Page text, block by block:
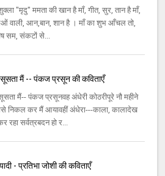
"मृदु" ममता की खान है माँ, गीत, सुर, तान है माँ,
आन,बान, शान है । माँ का शुभ आँचल तो,
सम, संकटों से...
मैं -- पंकज प्रसून की कविताएँ
मैं-- पंकज प्रसूनवह अंधेरी कोठरीपूरे नौ महीने
निकल कर मैं आयावहीं अंधेरा---काला, कालादेख
रहा सर्वत्रबदन हो र...
- प्रतिभा जोशी की कविताएँ